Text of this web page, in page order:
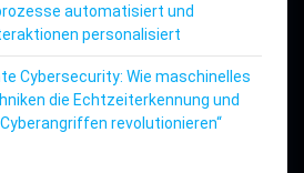
automatisiert und
personalisiert
Cybersecurity: Wie maschinelles
die Echtzeiterkennung und
revolutionieren“